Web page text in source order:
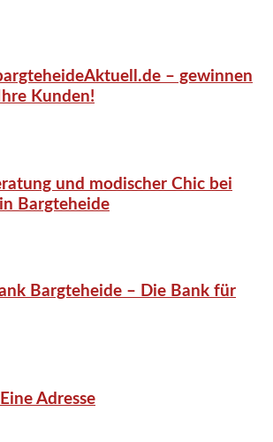
– gewinnen
Kunden!
und modischer Chic bei
Bargteheide
Bargteheide – Die Bank für
Adresse